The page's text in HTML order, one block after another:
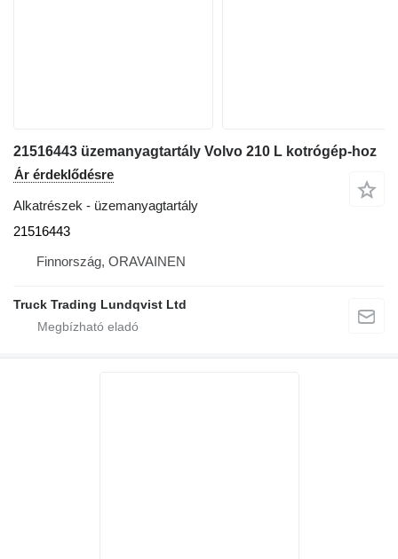
21516443 üzemanyagtartály Volvo 210 L kotrógép-hoz
Ár érdeklődésre
Alkatrészek - üzemanyagtartály
21516443
Finnország, ORAVAINEN
Truck Trading Lundqvist Ltd